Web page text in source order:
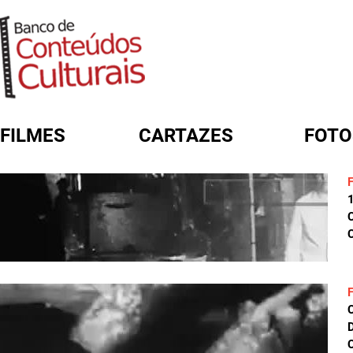
FILMES CARTAZES
FORMULÁRIO DE BUSCA